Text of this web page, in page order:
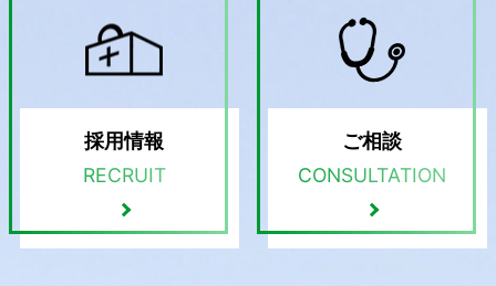
採用情報
RECRUIT
ご相談
CONSULTATION